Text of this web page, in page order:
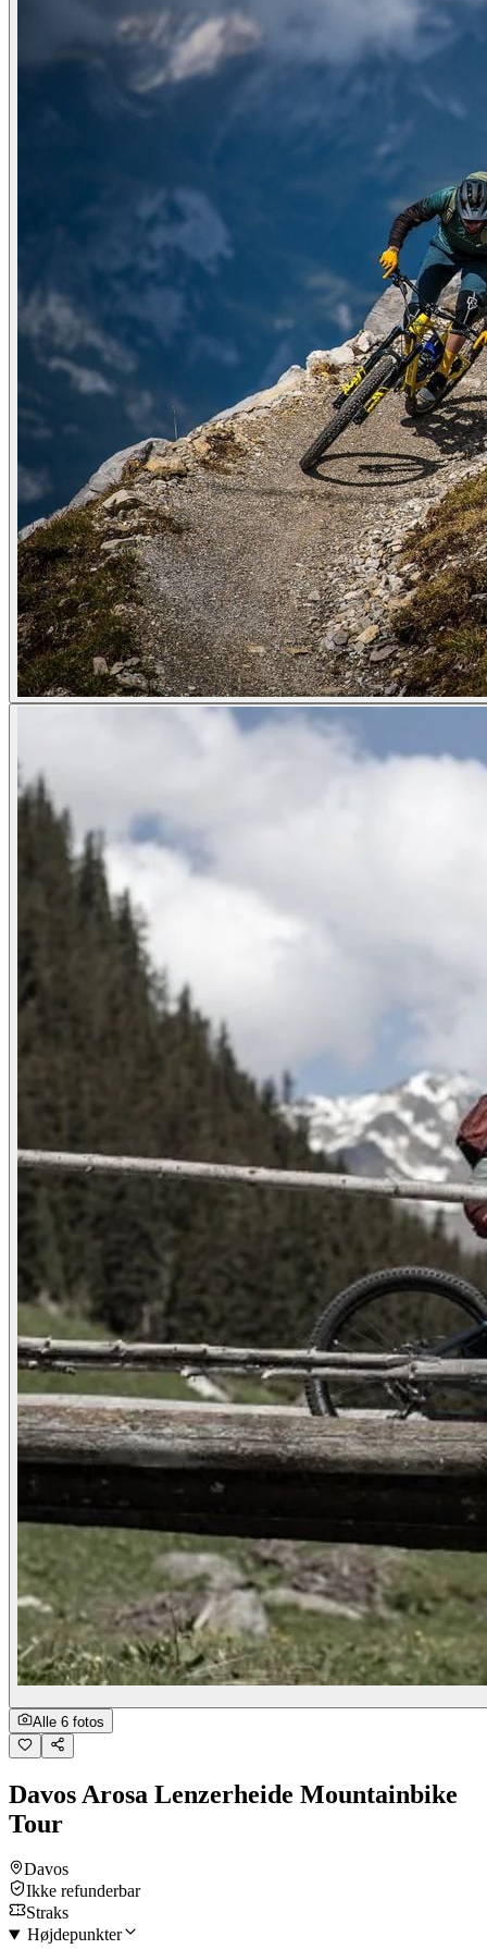
Alle 6 fotos
Davos Arosa Lenzerheide Mountainbike
Tour
Davos
Ikke refunderbar
Straks
Højdepunkter